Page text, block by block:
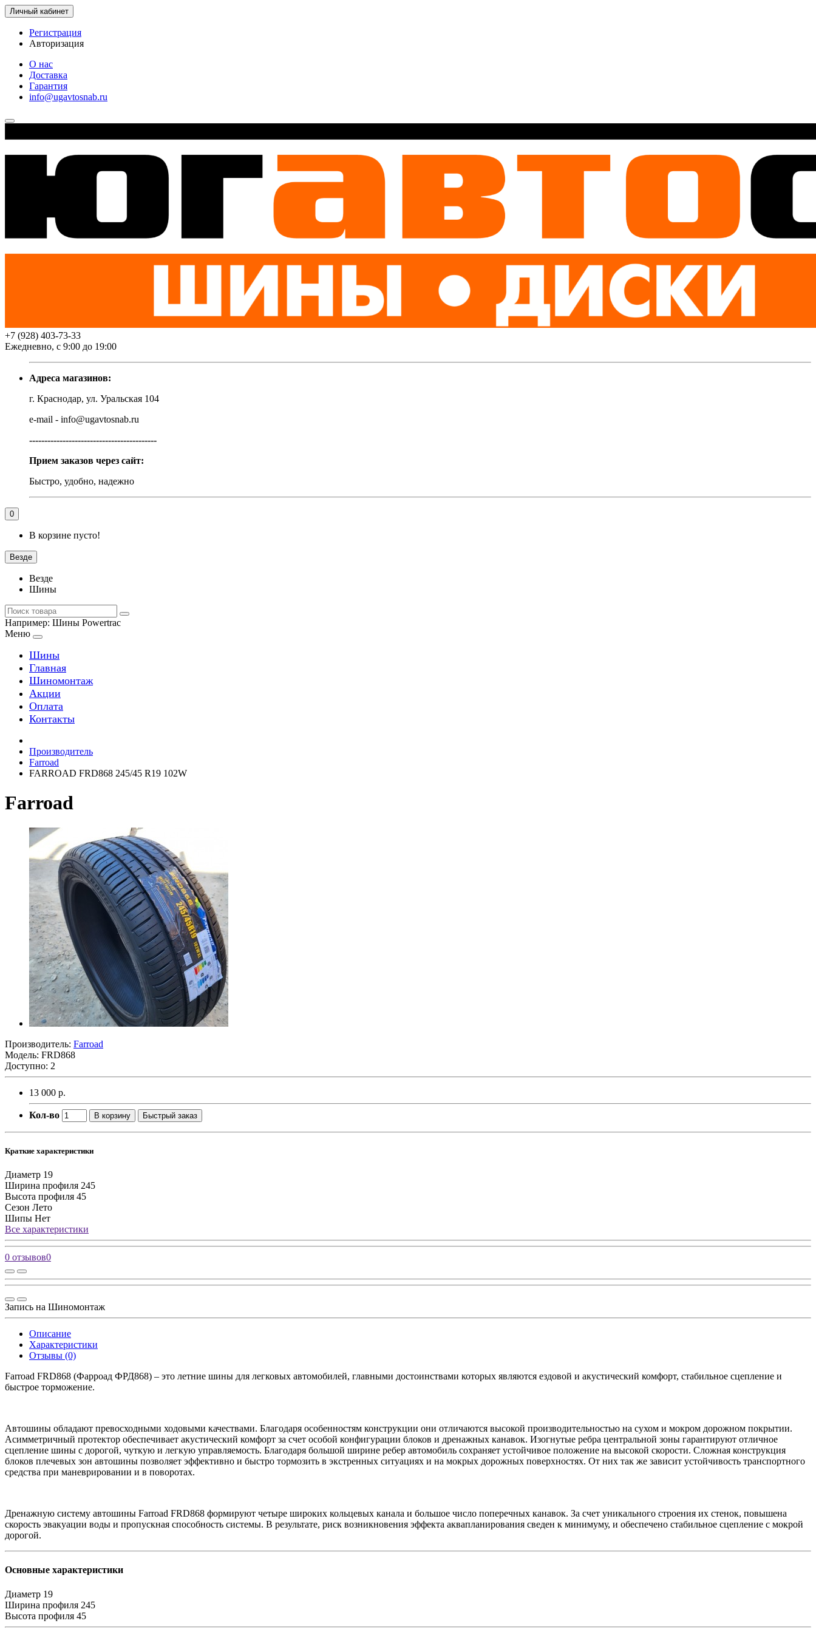
Личный кабинет
Регистрация
Авторизация
О нас
Доставка
Гарантия
info@ugavtosnab.ru
+7 (928) 403-73-33
Ежедневно, с 9:00 до 19:00
Адреса магазинов:
г. Краснодар, ул. Уральская 104
e-mail - info@ugavtosnab.ru
------------------------------------------
Прием заказов через сайт:
Быстро, удобно, надежно
0
В корзине пусто!
Везде
Везде
Шины
Например: Шины Powertrac
Меню
Шины
Главная
Шиномонтаж
Акции
Оплата
Контакты
Производитель
Farroad
FARROAD FRD868 245/45 R19 102W
Farroad
Производитель: Farroad
Модель: FRD868
Доступно: 2
13 000 р.
Кол-во В корзину Быстрый заказ
Краткие характеристики
Диаметр 19
Ширина профиля 245
Высота профиля 45
Сезон Лето
Шипы Нет
Все характеристики
0 отзывов0
Запись на Шиномонтаж
Описание
Характеристики
Отзывы (0)
Farroad FRD868 (Фарроад ФРД868) – это летние шины для легковых автомобилей, главными достоинствами которых являются ездовой и акустический комфорт, стабильное сцепление и
быстрое торможение.
Автошины обладают превосходными ходовыми качествами. Благодаря особенностям конструкции они отличаются высокой производительностью на сухом и мокром дорожном покрытии.
Асимметричный протектор обеспечивает акустический комфорт за счет особой конфигурации блоков и дренажных канавок. Изогнутые ребра центральной зоны гарантируют отличное
сцепление шины с дорогой, чуткую и легкую управляемость. Благодаря большой ширине ребер автомобиль сохраняет устойчивое положение на высокой скорости. Сложная конструкция
блоков плечевых зон автошины позволяет эффективно и быстро тормозить в экстренных ситуациях и на мокрых дорожных поверхностях. От них так же зависит устойчивость транспортного
средства при маневрировании и в поворотах.
Дренажную систему автошины Farroad FRD868 формируют четыре широких кольцевых канала и большое число поперечных канавок. За счет уникального строения их стенок, повышена
скорость эвакуации воды и пропускная способность системы. В результате, риск возникновения эффекта аквапланирования сведен к минимуму, и обеспечено стабильное сцепление с мокрой
дорогой.
Основные характеристики
Диаметр 19
Ширина профиля 245
Высота профиля 45